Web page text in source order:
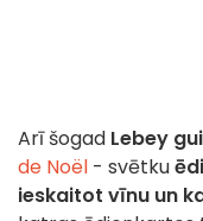
Arī šogad Lebey
de Noël - svētku
ieskaitot vīnu un